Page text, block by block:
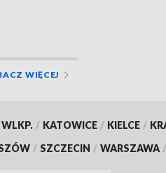
WIĘCEJ
/ KATOWICE / KIELCE /
/ SZCZECIN / WARSZAWA /